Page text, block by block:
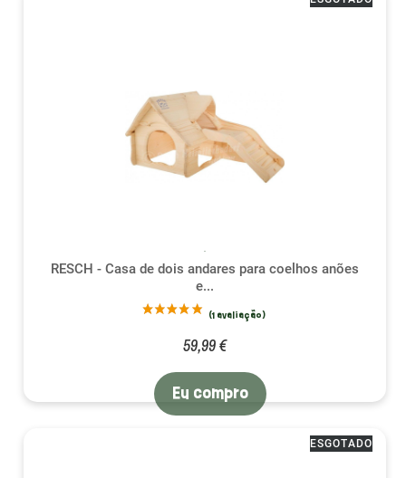
RESCH - Casa de dois andares para coelhos anões
e...
59,99 €
Eu compro
ESGOTADO